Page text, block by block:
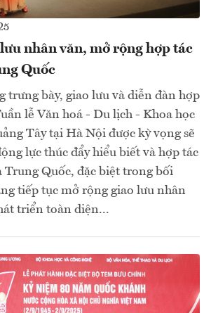
nhân văn, mở rộng hợp tác
Quốc
trưng bày, giao lưu và diễn đàn hợp
lễ Văn hoá - Du lịch - Khoa học
Tây tại Hà Nội được kỳ vọng sẽ
lực thúc đẩy hiểu biết và hợp tác
Trung Quốc, đặc biệt trong bối
tiếp tục mở rộng giao lưu nhân
triển toàn diện...